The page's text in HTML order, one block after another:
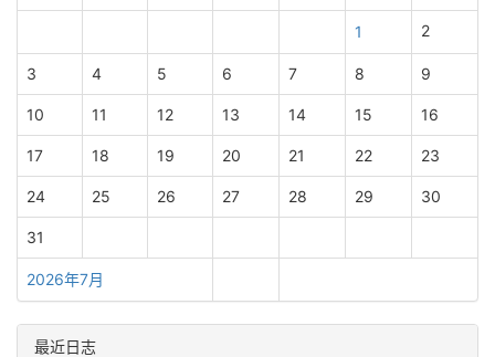
2026年7月
1 2
3 4 5 6 7 8 9
10 11 12 13 14 15 16
17 18 19 20 21 22 23
24 25 26 27 28 29 30
31
最近日志